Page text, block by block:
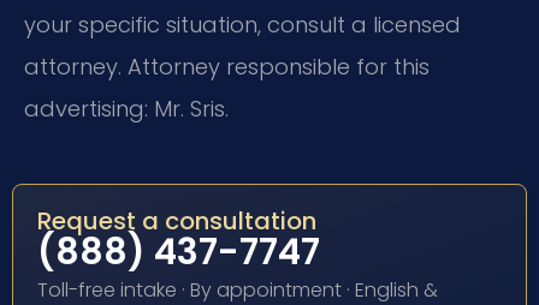
your specific situation, consult a licensed
attorney. Attorney responsible for this
advertising: Mr. Sris.
Request a consultation
(888) 437-7747
Toll-free intake · By appointment · English &